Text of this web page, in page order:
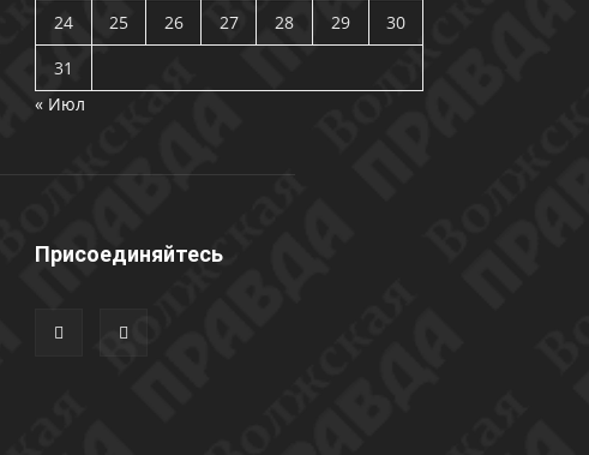
24
25 26 27 28 29
30
31
« Июл
Присоединяйтесь